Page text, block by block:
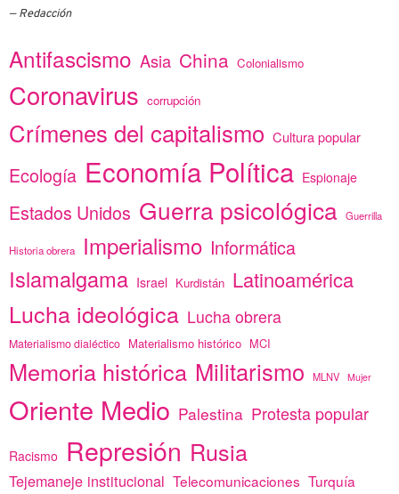
Redacción
Antifascismo Asia China Colonialismo
Coronavirus corrupción
Crímenes del capitalismo Cultura popular
Ecología Economía Política Espionaje
Estados Unidos Guerra psicológica Guerrilla
Historia obrera Imperialismo Informática
Islamalgama Israel Kurdistán Latinoamérica
Lucha ideológica Lucha obrera
Materialismo dialéctico Materialismo histórico MCI
Memoria histórica Militarismo MLNV Mujer
Oriente Medio Palestina Protesta popular
Racismo Represión Rusia
Tejemaneje institucional Telecomunicaciones Turquía